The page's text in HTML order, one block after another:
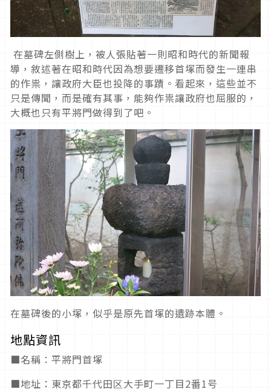
在墓碑左側樹上，被人張貼著一則昭和時代的新聞報
導，敘述著在昭和時代因為想要遷移首塚而發生一連串
的作祟，讓政府大臣也投降的事蹟。看起來，這些並不
只是傳聞，而是確有其事，能夠作祟讓政府也屈服的，
大概也只有平將門做得到了吧。
在墓碑後的小塚，似乎是原先首塚的遺跡本體。
地點資訊
■名稱：平將門首塚
■地址：東京都千代田区大手町一丁目2番1号